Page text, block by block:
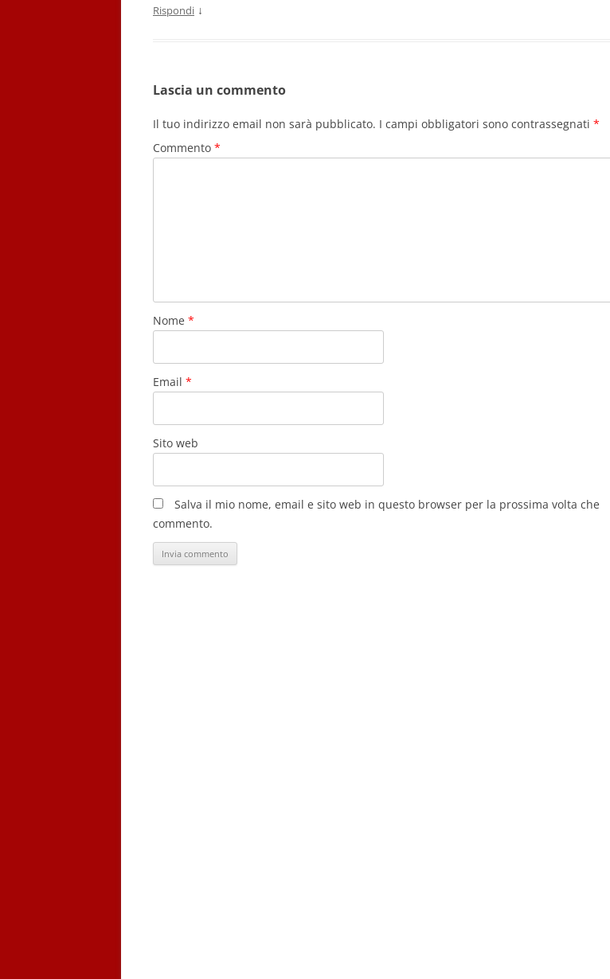
Rispondi ↓
Lascia un commento
Il tuo indirizzo email non sarà pubblicato. I campi obbligatori sono contrassegnati *
Commento *
Nome *
Email *
Sito web
Salva il mio nome, email e sito web in questo browser per la prossima volta che
commento.